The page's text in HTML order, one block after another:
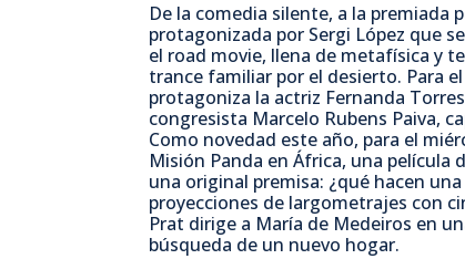
De la comedia silente, a la premiada
protagonizada por Sergi López que
el road movie, llena de metafísica y
trance familiar por el desierto. Para
protagoniza la actriz Fernanda
congresista Marcelo Rubens Paiva,
Como novedad este año, para el
Misión Panda en África, una
una original premisa: ¿qué hacen
proyecciones de largometrajes con
Prat dirige a María de Medeiros en
búsqueda de un nuevo hogar.